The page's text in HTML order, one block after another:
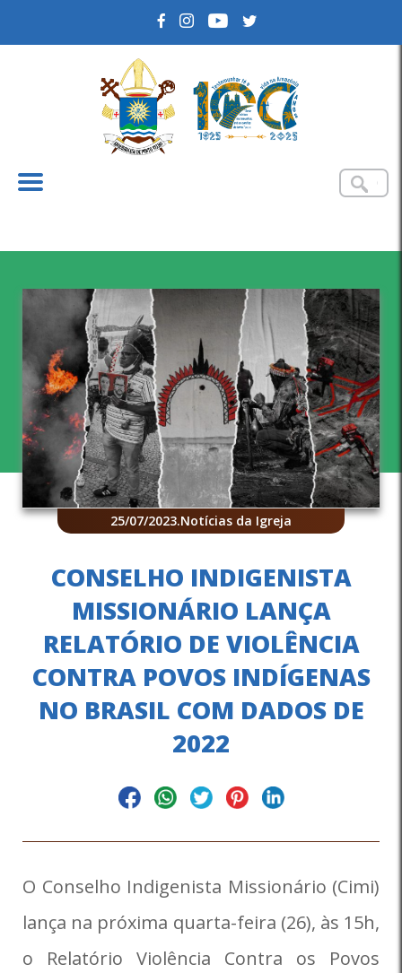
25/07/2023.Notícias da Igreja
CONSELHO INDIGENISTA
MISSIONÁRIO LANÇA
RELATÓRIO DE VIOLÊNCIA
CONTRA POVOS INDÍGENAS
NO BRASIL COM DADOS DE
2022
O Conselho Indigenista Missionário (Cimi)
lança na próxima quarta-feira (26), às 15h,
o Relatório Violência Contra os Povos